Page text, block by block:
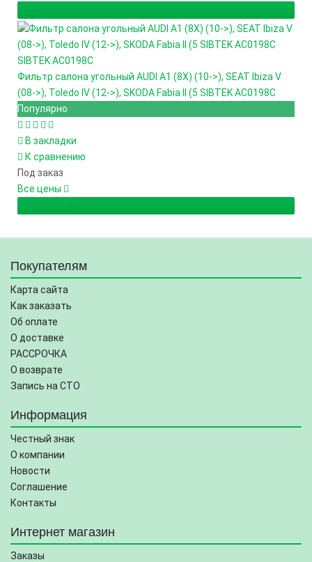
SIBTEKAC0198C
Фильтр салона угольный AUDI A1 (8X) (10->), SEAT Ibiza V
(08->), Toledo IV (12->), SKODA Fabia II (5 SIBTEK AC0198C
Популярно
В закладки
К сравнению
Под заказ
Все цены
Покупателям
Карта сайта
Как заказать
Об оплате
О доставке
РАССРОЧКА
О возврате
Запись на СТО
Информация
Честный знак
О компании
Новости
Соглашение
Контакты
Интернет магазин
Заказы